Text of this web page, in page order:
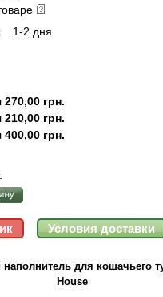
1-2 дня
270,00 грн.
210,00 грн.
400,00 грн.
для кошачьего
House